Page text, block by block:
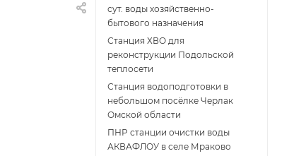
сут. воды хозяйственно-
бытового назначения
Станция ХВО для
реконструкции Подольской
теплосети
Станция водоподготовки в
небольшом посёлке Черлак
Омской области
ПНР станции очистки воды
АКВАФЛОУ в селе Мраково